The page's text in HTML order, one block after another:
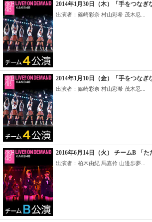
2014年1月30日（木）「手をつなぎ
出演者：篠崎彩奈 村山彩希 茂木忍...
2014年1月10日（金）「手をつなぎ
出演者：篠崎彩奈 村山彩希 茂木忍...
2016年6月14日（火） チームB 「
出演者：柏木由紀 馬嘉伶 山邊歩夢...